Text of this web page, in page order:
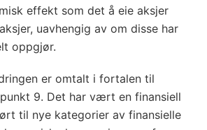
effekt som det å eie aksjer
uavhengig av om disse har
oppgjør.
er omtalt i fortalen til
9. Det har vært en finansiell
til nye kategorier av finansielle